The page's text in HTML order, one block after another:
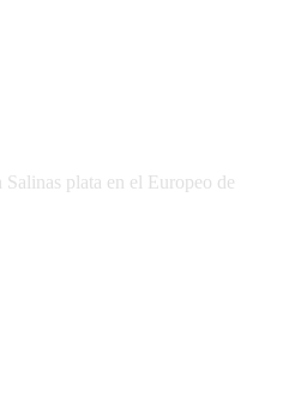
plata en el Europeo de